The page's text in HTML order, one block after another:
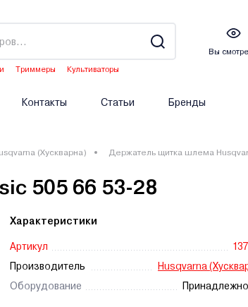
Триммеры
Культиваторы
Вы
Контакты Статьи Бренды
(Хускварна) Держатель щитка шлема
505 66 53-28
Характеристики
Артикул
Производитель
Husqvarna
Оборудование